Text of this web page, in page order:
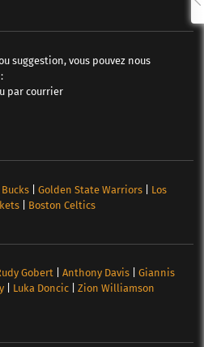
suggestion, vous pouvez nous
par courrier
| Golden State Warriors| Los
| Boston Celtics
Gobert| Anthony Davis| Giannis
| Luka Doncic| Zion Williamson